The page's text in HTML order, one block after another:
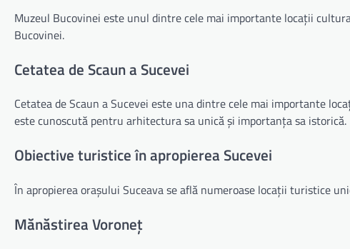
Muzeul Bucovinei este unul dintre cele mai importante locații
Bucovinei.
Cetatea de Scaun a Sucevei
Cetatea de Scaun a Sucevei este una dintre cele mai importante
este cunoscută pentru arhitectura sa unică și importanța sa istorică.
Obiective turistice în apropierea Sucevei
În apropierea orașului Suceava se află numeroase locații turistice
Mănăstirea Voroneț